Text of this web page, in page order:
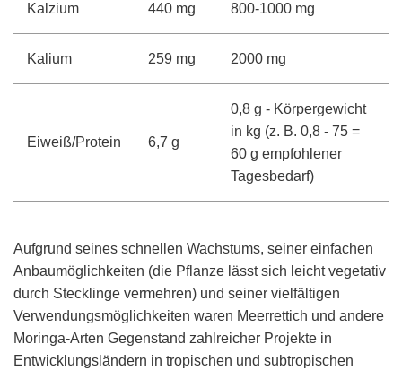
Kalzium 440 mg 800-1000 mg
Kalium 259 mg 2000 mg
Eiweiß/Protein 6,7 g
0,8 g - Körpergewicht
in kg (z. B. 0,8 - 75 =
60 g empfohlener
Tagesbedarf)
Aufgrund seines schnellen Wachstums, seiner einfachen
Anbaumöglichkeiten (die Pflanze lässt sich leicht vegetativ
durch Stecklinge vermehren) und seiner vielfältigen
Verwendungsmöglichkeiten waren Meerrettich und andere
Moringa-Arten Gegenstand zahlreicher Projekte in
Entwicklungsländern in tropischen und subtropischen